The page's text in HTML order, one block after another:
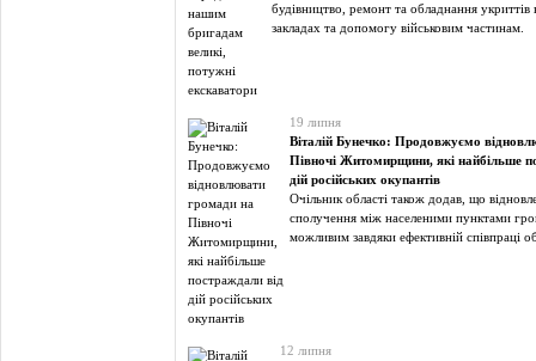
будівництво, ремонт та обладнання укриттів
закладах та допомогу військовим частинам.
19 липня
Віталій Бунечко: Продовжуємо
Півночі Житомирщини, які найбільше
дій російських окупантів
Очільник області також додав, що
сполучення між населеними пунктами
можливим завдяки ефективній співпраці
12 липня